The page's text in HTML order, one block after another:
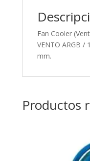
Fan Cooler
VENTO ARGB /
mm.
Productos